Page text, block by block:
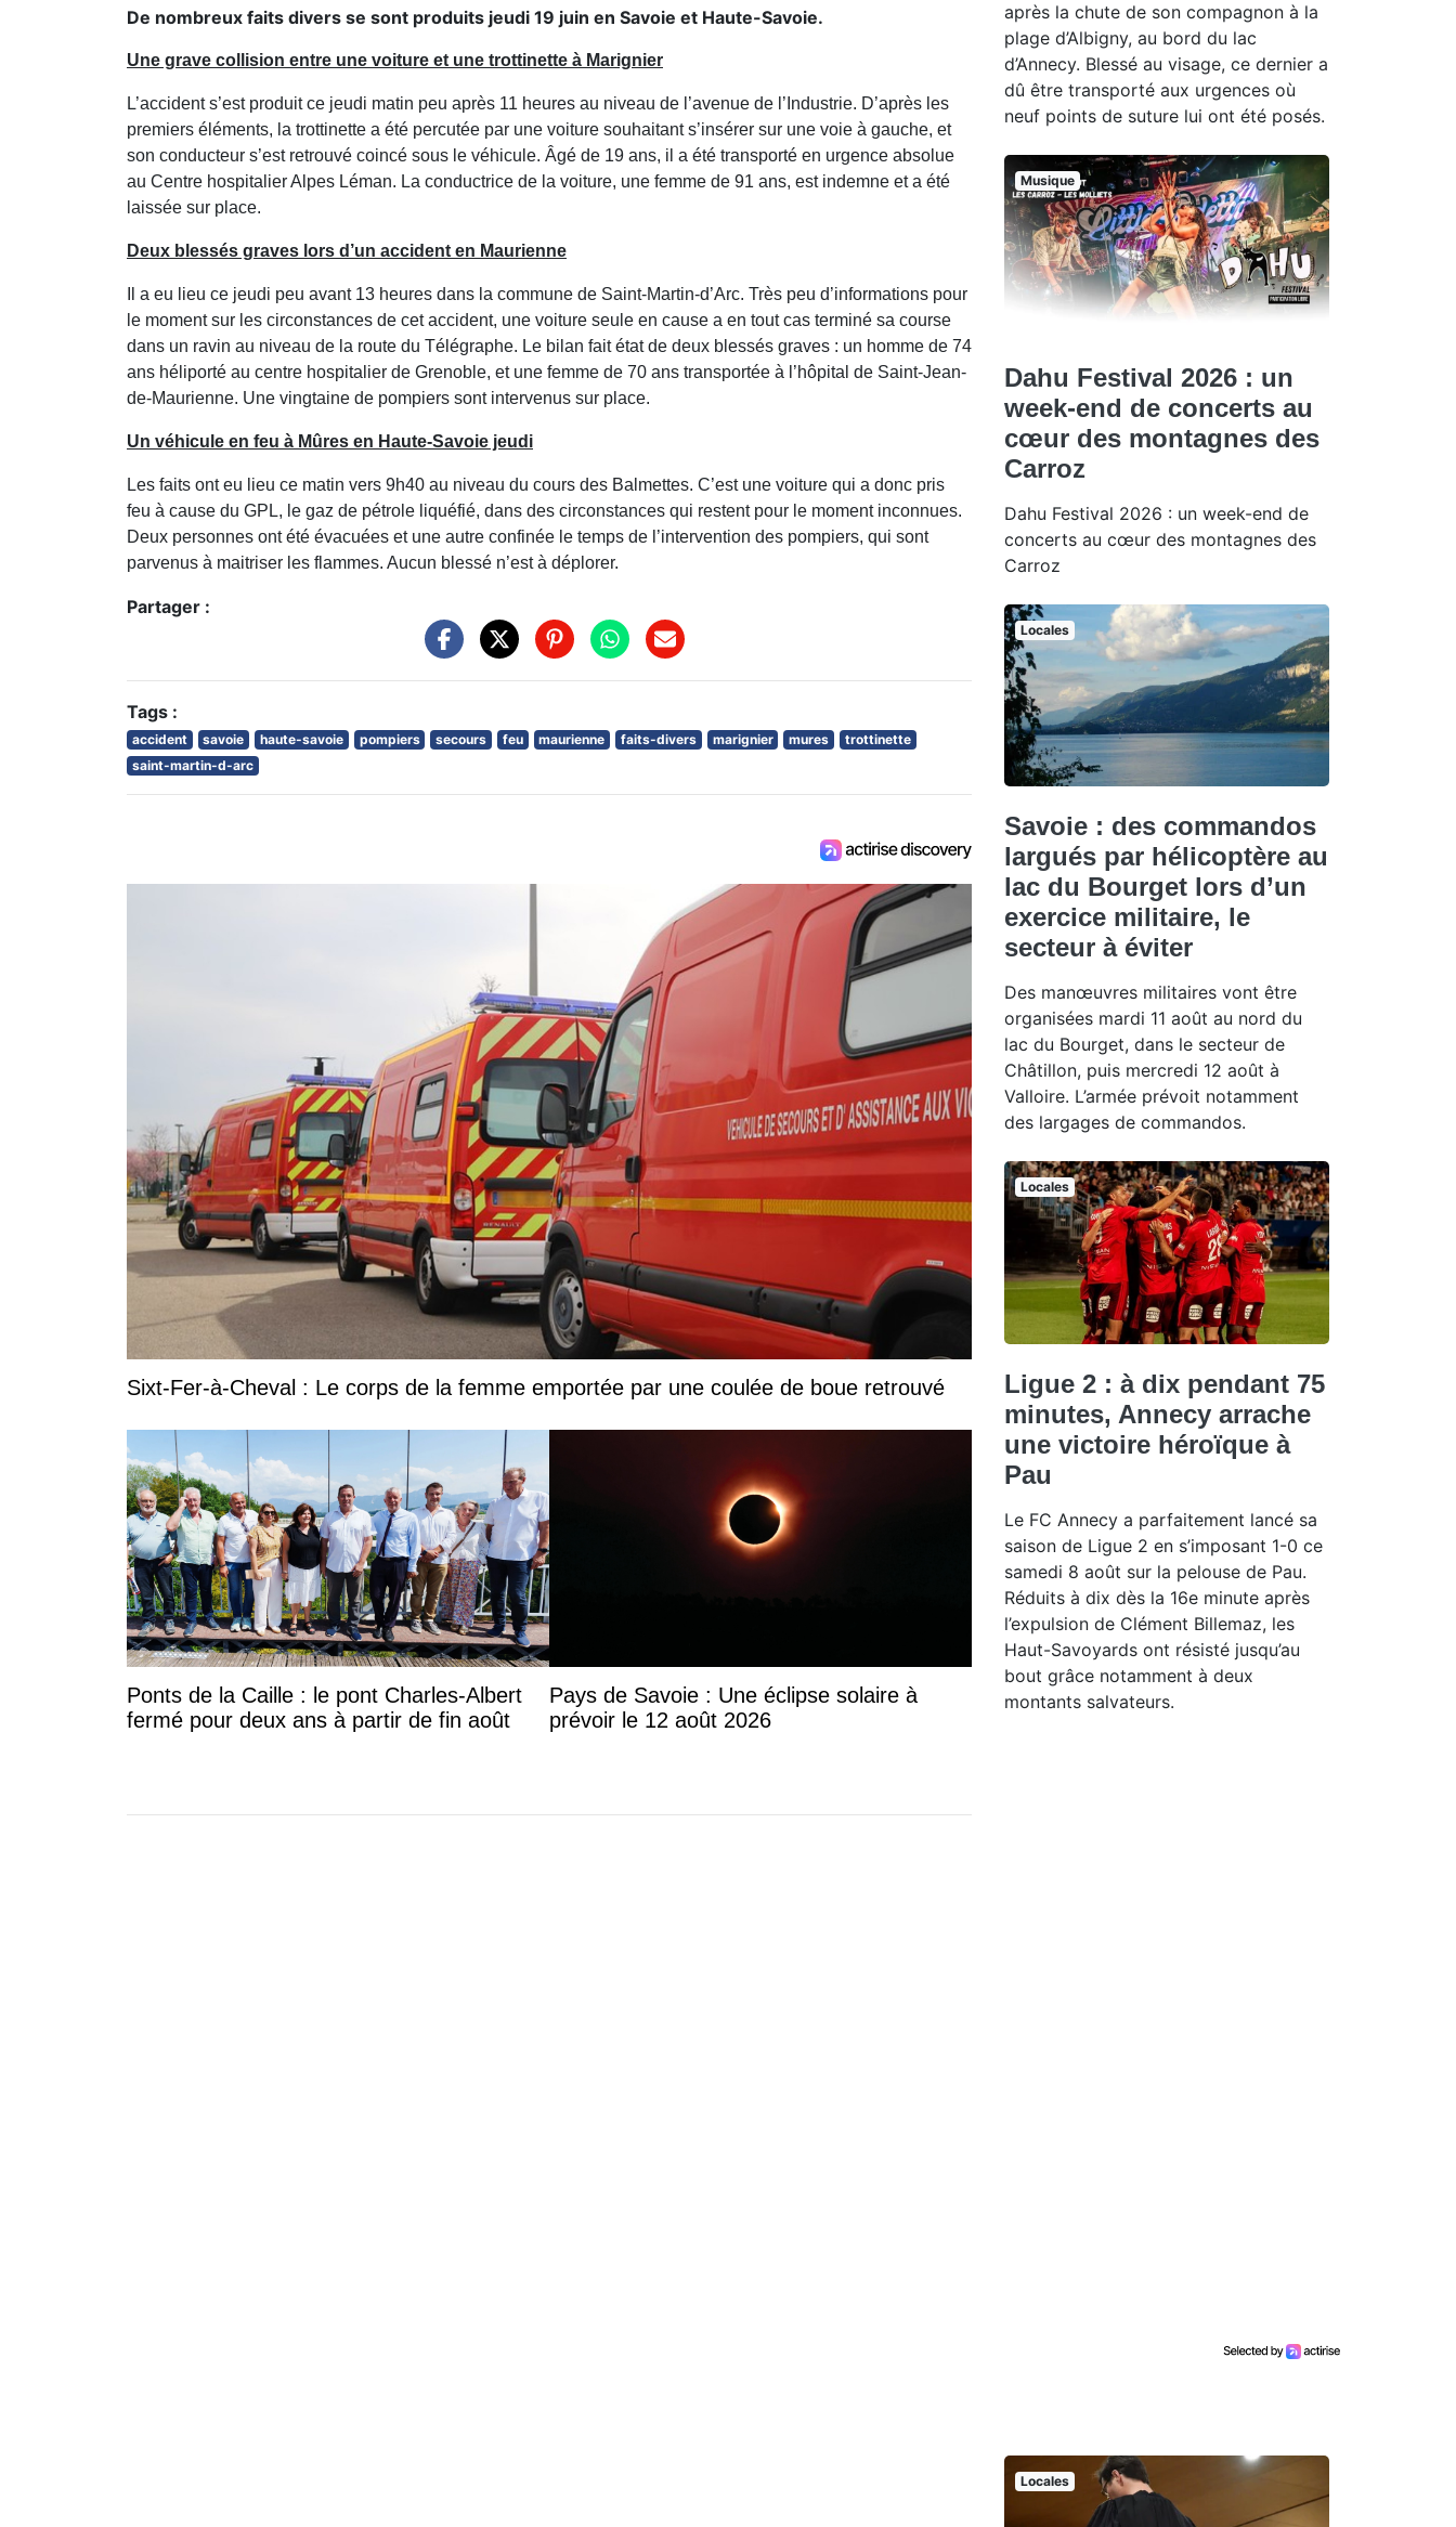
De nombreux faits divers se sont produits jeudi 19 juin en Savoie et Haute-Savoie.
Une grave collision entre une voiture et une trottinette à Marignier
L’accident s’est produit ce jeudi matin peu après 11 heures au niveau de l’avenue de l’Industrie. D’après les
premiers éléments, la trottinette a été percutée par une voiture souhaitant s’insérer sur une voie à gauche, et
son conducteur s’est retrouvé coincé sous le véhicule. Âgé de 19 ans, il a été transporté en urgence absolue
au Centre hospitalier Alpes Léman. La conductrice de la voiture, une femme de 91 ans, est indemne et a été
laissée sur place.
Deux blessés graves lors d’un accident en Maurienne
Il a eu lieu ce jeudi peu avant 13 heures dans la commune de Saint-Martin-d’Arc. Très peu d’informations pour
le moment sur les circonstances de cet accident, une voiture seule en cause a en tout cas terminé sa course
dans un ravin au niveau de la route du Télégraphe. Le bilan fait état de deux blessés graves : un homme de 74
ans héliporté au centre hospitalier de Grenoble, et une femme de 70 ans transportée à l’hôpital de Saint-Jean-
de-Maurienne. Une vingtaine de pompiers sont intervenus sur place.
Un véhicule en feu à Mûres en Haute-Savoie jeudi
Les faits ont eu lieu ce matin vers 9h40 au niveau du cours des Balmettes. C’est une voiture qui a donc pris
feu à cause du GPL, le gaz de pétrole liquéfié, dans des circonstances qui restent pour le moment inconnues.
Deux personnes ont été évacuées et une autre confinée le temps de l’intervention des pompiers, qui sont
parvenus à maitriser les flammes. Aucun blessé n’est à déplorer.
Partager :
Tags :
accident savoie haute-savoie pompiers secours feu maurienne faits-divers marignier mures
trottinette
saint-martin-d-arc
Sixt-Fer-à-Cheval : Le corps de la femme emportée par une coulée de boue retrouvé
Ponts de la Caille : le pont Charles-Albert
fermé pour deux ans à partir de fin août
Pays de Savoie : Une éclipse solaire à
prévoir le 12 août 2026
après la chute de son compagnon à la
plage d’Albigny, au bord du lac
d’Annecy. Blessé au visage, ce dernier a
dû être transporté aux urgences où
neuf points de suture lui ont été posés.
Musique
Dahu Festival 2026 : un
week-end de concerts au
cœur des montagnes des
Carroz
Dahu Festival 2026 : un week-end de
concerts au cœur des montagnes des
Carroz
Locales
Savoie : des commandos
largués par hélicoptère au
lac du Bourget lors d’un
exercice militaire, le
secteur à éviter
Des manœuvres militaires vont être
organisées mardi 11 août au nord du
lac du Bourget, dans le secteur de
Châtillon, puis mercredi 12 août à
Valloire. L’armée prévoit notamment
des largages de commandos.
Locales
Ligue 2 : à dix pendant 75
minutes, Annecy arrache
une victoire héroïque à
Pau
Le FC Annecy a parfaitement lancé sa
saison de Ligue 2 en s’imposant 1-0 ce
samedi 8 août sur la pelouse de Pau.
Réduits à dix dès la 16e minute après
l’expulsion de Clément Billemaz, les
Haut-Savoyards ont résisté jusqu’au
bout grâce notamment à deux
montants salvateurs.
Locales